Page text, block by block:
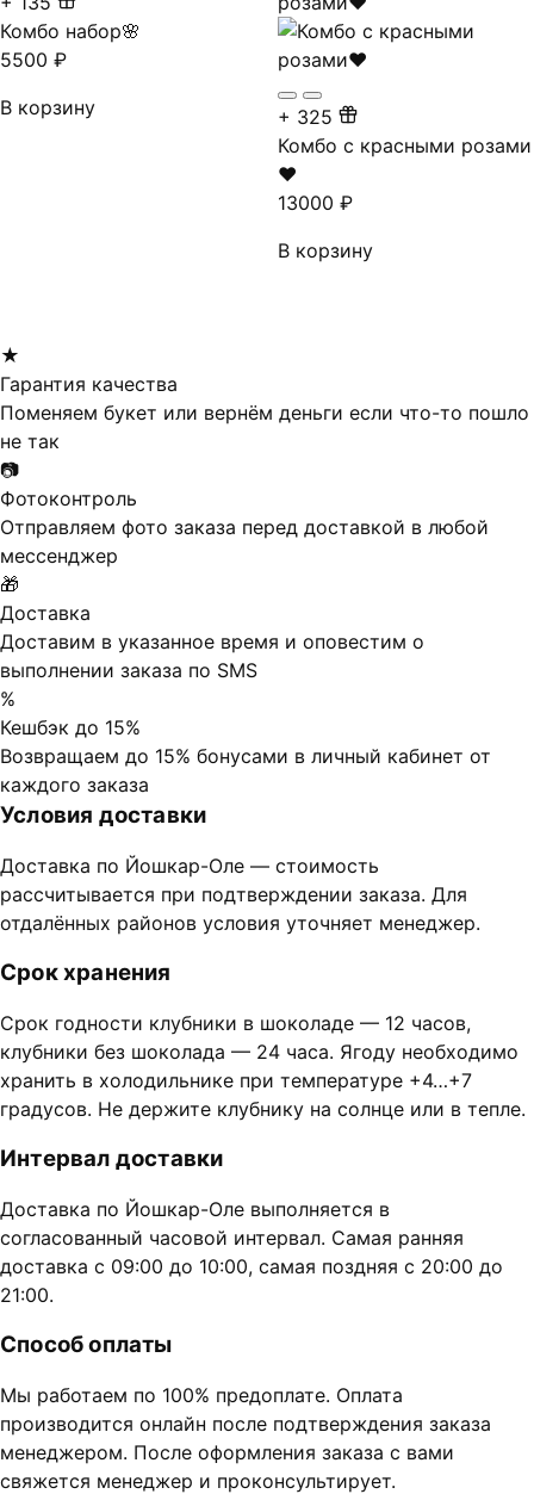
Комбо набор🌸
5500 ₽
В корзину
+ 325
Комбо с красными розами
❤
13000 ₽
В корзину
★
Гарантия качества
Поменяем букет или вернём деньги если что-то пошло
не так
📷
Фотоконтроль
Отправляем фото заказа перед доставкой в любой
мессенджер
🎁
Доставка
Доставим в указанное время и оповестим о
выполнении заказа по SMS
%
Кешбэк до 15%
Возвращаем до 15% бонусами в личный кабинет от
каждого заказа
Условия доставки
Доставка по Йошкар-Оле — стоимость
рассчитывается при подтверждении заказа. Для
отдалённых районов условия уточняет менеджер.
Срок хранения
Срок годности клубники в шоколаде — 12 часов,
клубники без шоколада — 24 часа. Ягоду необходимо
хранить в холодильнике при температуре +4…+7
градусов. Не держите клубнику на солнце или в тепле.
Интервал доставки
Доставка по Йошкар-Оле выполняется в
согласованный часовой интервал. Самая ранняя
доставка с 09:00 до 10:00, самая поздняя с 20:00 до
21:00.
Способ оплаты
Мы работаем по 100% предоплате. Оплата
производится онлайн после подтверждения заказа
менеджером. После оформления заказа с вами
свяжется менеджер и проконсультирует.